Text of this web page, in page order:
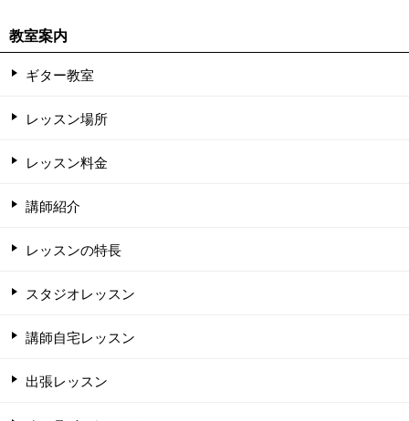
教室案内
ギター教室
レッスン場所
レッスン料金
講師紹介
レッスンの特長
スタジオレッスン
講師自宅レッスン
出張レッスン